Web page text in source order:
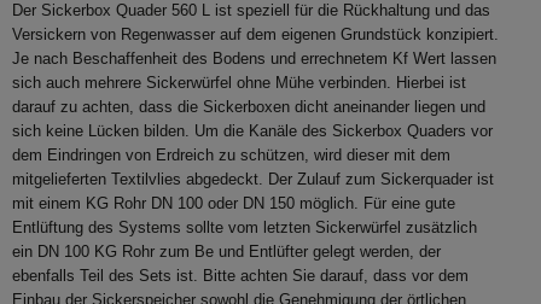
Der Sickerbox Quader 560 L ist speziell für die Rückhaltung und das
Versickern von Regenwasser auf dem eigenen Grundstück konzipiert.
Je nach Beschaffenheit des Bodens und errechnetem Kf Wert lassen
sich auch mehrere Sickerwürfel ohne Mühe verbinden. Hierbei ist
darauf zu achten, dass die Sickerboxen dicht aneinander liegen und
sich keine Lücken bilden. Um die Kanäle des Sickerbox Quaders vor
dem Eindringen von Erdreich zu schützen, wird dieser mit dem
mitgelieferten Textilvlies abgedeckt. Der Zulauf zum Sickerquader ist
mit einem KG Rohr DN 100 oder DN 150 möglich. Für eine gute
Entlüftung des Systems sollte vom letzten Sickerwürfel zusätzlich
ein DN 100 KG Rohr zum Be und Entlüfter gelegt werden, der
ebenfalls Teil des Sets ist. Bitte achten Sie darauf, dass vor dem